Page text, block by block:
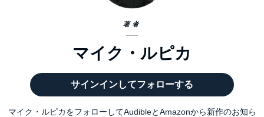
著者
マイク・ルピカ
サインインしてフォローする
マイク・ルピカをフォローしてAudibleとAmazonから新作のお知ら